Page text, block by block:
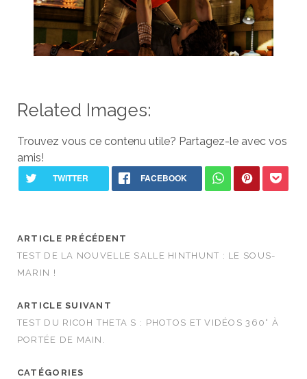
Related Images:
Trouvez vous ce contenu utile? Partagez-le avec vos
amis!
ARTICLE PRÉCÉDENT
TEST DE LA NOUVELLE SALLE HINTHUNT : LE SOUS-
MARIN !
ARTICLE SUIVANT
TEST DU RICOH THETA S : PHOTOS ET VIDÉOS 360° À
PORTÉE DE MAIN.
CATÉGORIES